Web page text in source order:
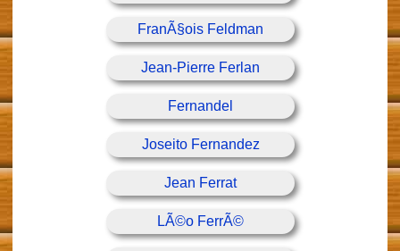
FranÃ§ois Feldman
Jean-Pierre Ferlan
Fernandel
Joseito Fernandez
Jean Ferrat
LÃ©o FerrÃ©